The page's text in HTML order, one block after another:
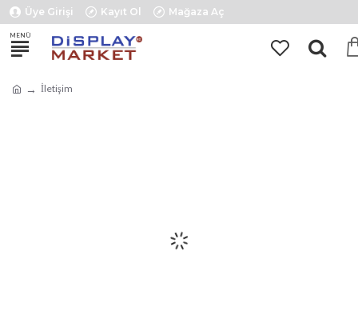
Üye Girişi Kayıt Ol Mağaza Aç
İletişim